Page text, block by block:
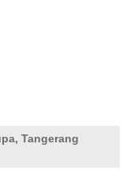
Tangerang